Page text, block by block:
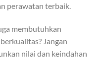
perawatan terbaik.
membutuhkan
Jangan
nilai dan keindahan